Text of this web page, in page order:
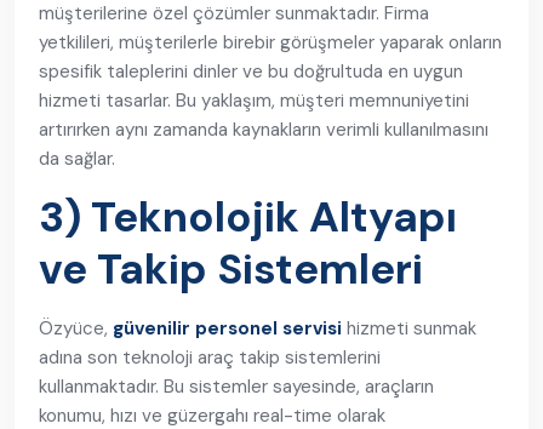
müşterilerine özel çözümler sunmaktadır. Firma
yetkilileri, müşterilerle birebir görüşmeler yaparak onların
spesifik taleplerini dinler ve bu doğrultuda en uygun
hizmeti tasarlar. Bu yaklaşım, müşteri memnuniyetini
artırırken aynı zamanda kaynakların verimli kullanılmasını
da sağlar.
3) Teknolojik Altyapı
ve Takip Sistemleri
Özyüce, güvenilir personel servisi hizmeti sunmak
adına son teknoloji araç takip sistemlerini
kullanmaktadır. Bu sistemler sayesinde, araçların
konumu, hızı ve güzergahı real-time olarak